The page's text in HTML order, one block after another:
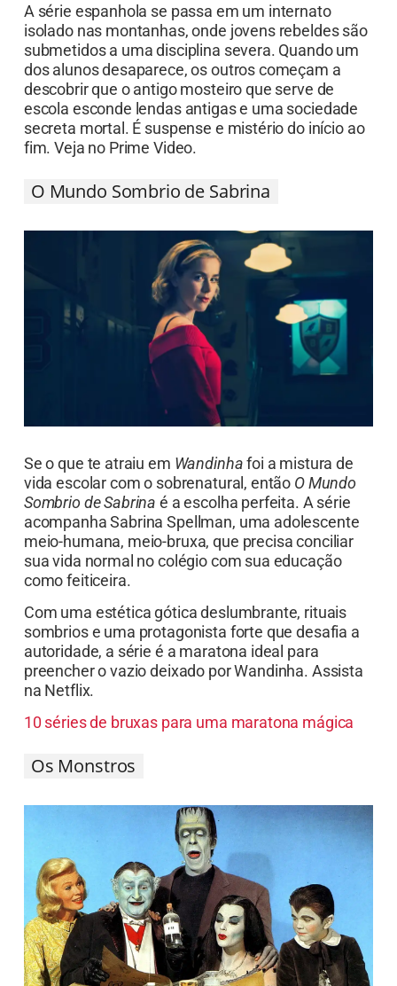
A série espanhola se passa em um internato
isolado nas montanhas, onde jovens rebeldes são
submetidos a uma disciplina severa. Quando um
dos alunos desaparece, os outros começam a
descobrir que o antigo mosteiro que serve de
escola esconde lendas antigas e uma sociedade
secreta mortal. É suspense e mistério do início ao
fim. Veja no Prime Video.
O Mundo Sombrio de Sabrina
Se o que te atraiu em Wandinhafoi a mistura de
vida escolar com o sobrenatural, então O Mundo
Sombrio de Sabrina é a escolha perfeita. A série
acompanha Sabrina Spellman, uma adolescente
meio-humana, meio-bruxa, que precisa conciliar
sua vida normal no colégio com sua educação
como feiticeira.
Com uma estética gótica deslumbrante, rituais
sombrios e uma protagonista forte que desafia a
autoridade, a série é a maratona ideal para
preencher o vazio deixado por Wandinha. Assista
na Netflix.
10 séries de bruxas para uma maratona mágica
Os Monstros